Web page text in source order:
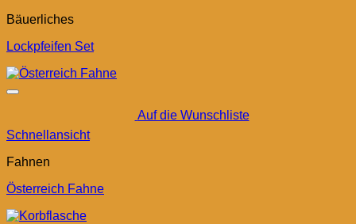
Bäuerliches
Lockpfeifen Set
Auf die Wunschliste
Schnellansicht
Fahnen
Österreich Fahne